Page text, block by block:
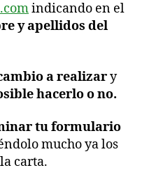
indicando en el
y apellidos del
a realizary
hacerlo o no.
tu formulario
mucho ya los
carta.